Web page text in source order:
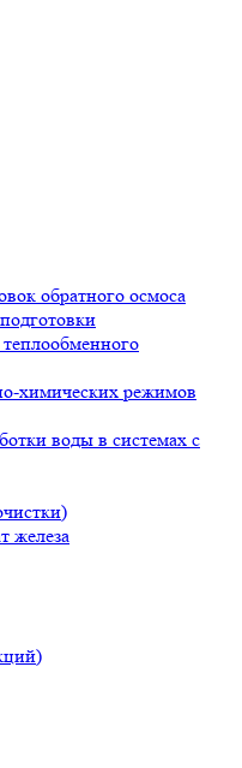
обратного осмоса
химических режимов
воды в системах с
железа